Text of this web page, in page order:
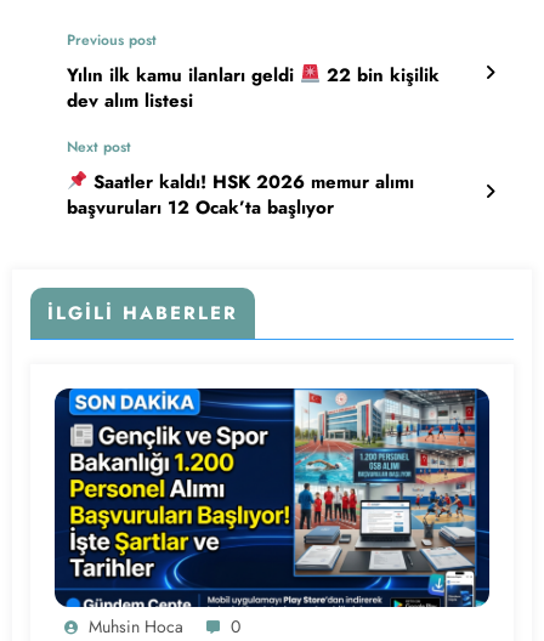
Previous post
Yılın ilk kamu ilanları geldi
22 bin kişilik
dev alım listesi
Next post
Saatler kaldı! HSK 2026 memur alımı
başvuruları 12 Ocak’ta başlıyor
İLGILI HABERLER
Muhsin Hoca 0